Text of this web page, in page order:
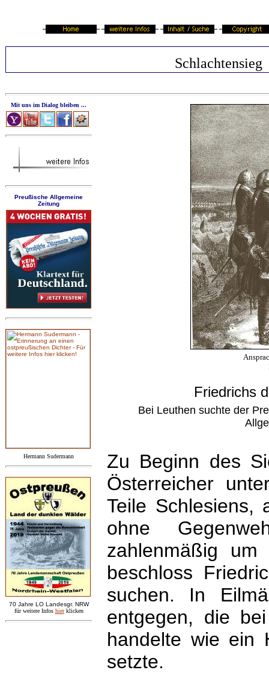
Schlachtensieg
Mit uns im Dialog bleiben ...
Preußische Allgemeine
Zeitung
Hermann Sudermann
70 Jahre LO Landesgr. NRW
für weitere Infos hier klicken
Friedrichs
Bei Leuthen suchte der
Zu Beginn des
Österreicher
Teile Schlesiens,
ohne
zahlenmäßig
beschloss
suchen. In
entgegen, die
handelte wie ein
setzte.